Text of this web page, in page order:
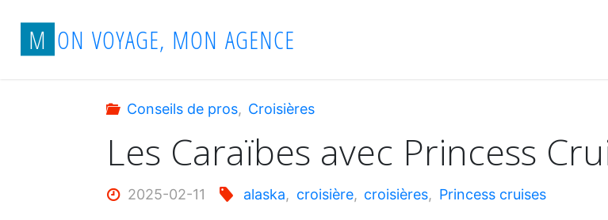
contenu
M ON VOYAGE, MON AGENCE
Conseils de pros, Croisières
Les Caraïbes avec Princess
2025-02-11 alaska, croisière, croisières, Princess cruises